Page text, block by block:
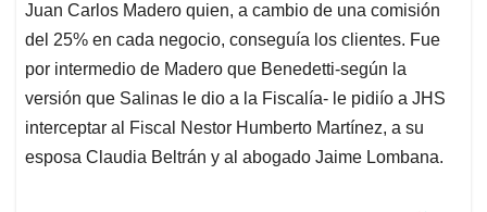
Juan Carlos Madero quien, a cambio de una comisión
del 25% en cada negocio, conseguía los clientes. Fue
por intermedio de Madero que Benedetti-según la
versión que Salinas le dio a la Fiscalía- le pidiío a JHS
interceptar al Fiscal Nestor Humberto Martínez, a su
esposa Claudia Beltrán y al abogado Jaime Lombana.